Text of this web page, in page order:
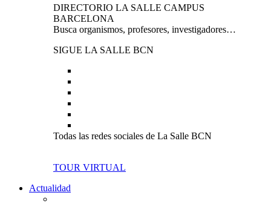
DIRECTORIO LA SALLE CAMPUS
BARCELONA
Busca organismos, profesores, investigadores…
SIGUE LA SALLE BCN
Todas las redes sociales de La Salle BCN
TOUR VIRTUAL
Actualidad